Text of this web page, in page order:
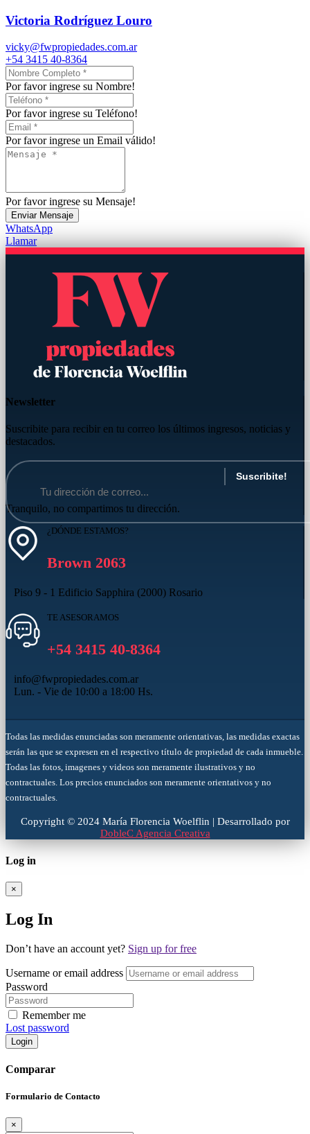
Victoria Rodríguez Louro
vicky@fwpropiedades.com.ar
+54 3415 40-8364
Por favor ingrese su Nombre!
Por favor ingrese su Teléfono!
Por favor ingrese un Email válido!
Por favor ingrese su Mensaje!
Enviar Mensaje
WhatsApp
Llamar
Newsletter
Suscribite para recibir en tu correo los últimos ingresos, noticias y
destacados.
Tranquilo, no compartimos tu dirección.
¿DÓNDE ESTAMOS?
Brown 2063
Piso 9 - 1 Edificio Sapphira (2000) Rosario
TE ASESORAMOS
+54 3415 40-8364
info@fwpropiedades.com.ar
Lun. - Vie de 10:00 a 18:00 Hs.
Todas las medidas enunciadas son meramente orientativas, las medidas exactas
serán las que se expresen en el respectivo título de propiedad de cada inmueble.
Todas las fotos, imagenes y videos son meramente ilustrativos y no
contractuales. Los precios enunciados son meramente orientativos y no
contractuales.
Copyright © 2024 María Florencia Woelflin | Desarrollado por
DobleC Agencia Creativa
Log in
×
Log In
Don’t have an account yet? Sign up for free
Username or email address
Password
Remember me
Lost password
Login
Comparar
Formulario de Contacto
×